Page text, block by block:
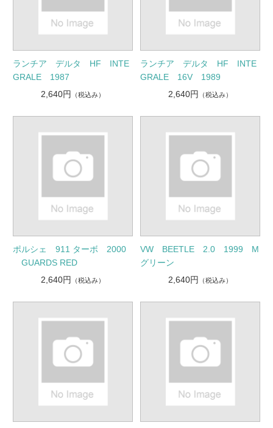
ランチア デルタ HF INTE
GRALE 1987
2,640円
（税込み）
ランチア デルタ HF INTE
GRALE 16V 1989
2,640円
（税込み）
ポルシェ 911 ターボ 2000
GUARDS RED
2,640円
（税込み）
VW BEETLE 2.0 1999 M
グリーン
2,640円
（税込み）